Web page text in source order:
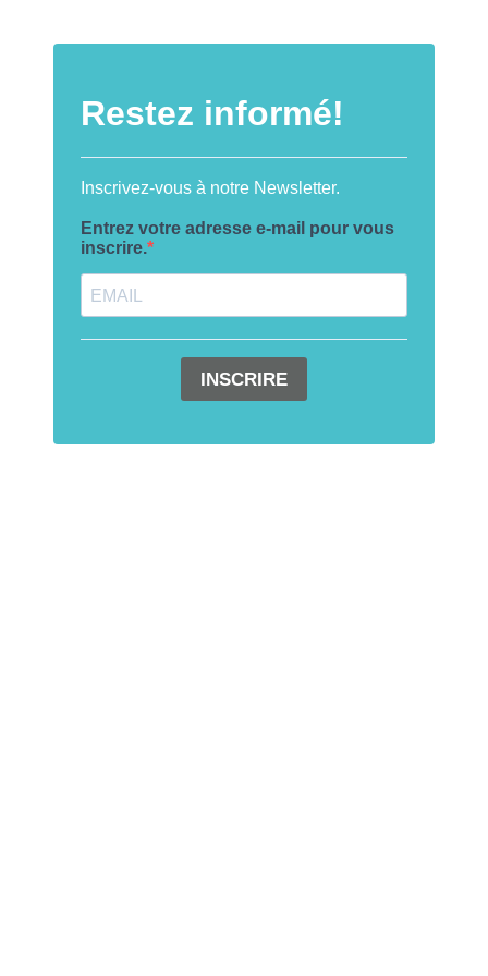
Restez informé!
Inscrivez-vous à notre Newsletter.
Entrez votre adresse e-mail pour vous
inscrire.
INSCRIRE